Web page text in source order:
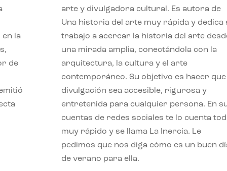
la
de
arte y divulgadora cultural. Es autora de
Una historia del arte muy rápida y dedica
trabajo a acercar la historia del arte
una mirada amplia, conectándola con la
arquitectura, la cultura y el arte
contemporáneo. Su objetivo es hacer que
divulgación sea accesible, rigurosa y
entretenida para cualquier persona. En
cuentas de redes sociales te lo cuenta
muy rápido y se llama La Inercia. Le
pedimos que nos diga cómo es un buen
de verano para ella.